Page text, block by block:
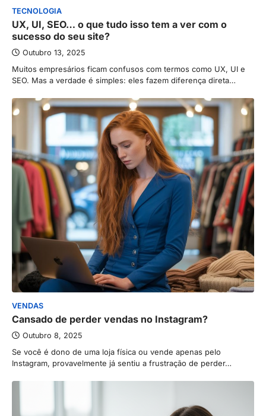
TECNOLOGIA
UX, UI, SEO… o que tudo isso tem a ver com o
sucesso do seu site?
Outubro 13, 2025
Muitos empresários ficam confusos com termos como UX, UI e
SEO. Mas a verdade é simples: eles fazem diferença direta…
VENDAS
Cansado de perder vendas no Instagram?
Outubro 8, 2025
Se você é dono de uma loja física ou vende apenas pelo
Instagram, provavelmente já sentiu a frustração de perder…